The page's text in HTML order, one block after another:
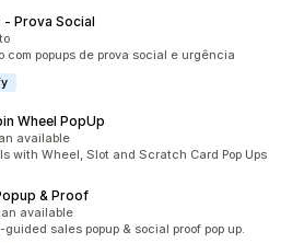
Prova Social
com popups de prova social e urgência
Wheel PopUp
available
with Wheel, Slot and Scratch Card Pop Ups
& Proof
available
sales popup & social proof pop up.